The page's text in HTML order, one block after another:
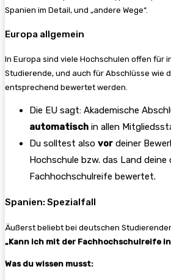
Spanien im Detail, und „andere Wege“.
Europa allgemein
In Europa sind viele Hochschulen offen für
Studierende, und auch für Abschlüsse wie
entsprechend bewertet werden.
Die EU sagt: Akademische
automatisch in allen
Du solltest also vor deiner
Hochschule bzw. das Land deine
Fachhochschulreife bewertet.
Spanien: Spezialfall
Äußerst beliebt bei deutschen
„Kann ich mit der Fachhochschulreife
Was du wissen musst: